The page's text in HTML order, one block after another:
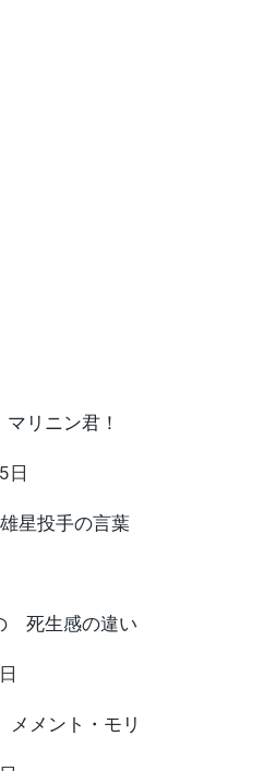
リニン君！
日
星投手の言葉
死生感の違い
メント・モリ